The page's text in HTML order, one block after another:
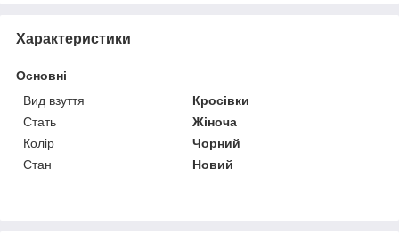
Характеристики
Основні
Вид взуття
Кросівки
Стать
Жіноча
Колір
Чорний
Стан
Новий